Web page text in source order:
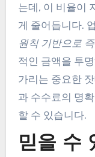
는데, 이 비율이
게 줄어듭니다.
원칙 기반으로
적인 금액을 투
가리는 중요한
과 수수료의 명
할 수 있습니다.
믿을 수